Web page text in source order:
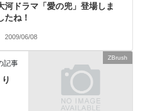
河ドラマ「愛の兜」登場しま
たね！
2009/06/08
ZBrush
記事